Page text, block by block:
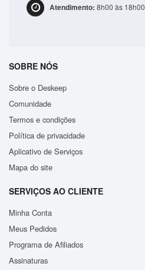
Atendimento: 8h00 às 18h00
SOBRE NÓS
Sobre o Deskeep
Comunidade
Termos e condições
Política de privacidade
Aplicativo de Serviços
Mapa do site
SERVIÇOS AO CLIENTE
Minha Conta
Meus Pedidos
Programa de Afiliados
Assinaturas